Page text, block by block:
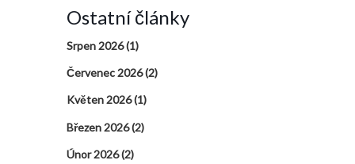
Ostatní články
Srpen 2026(1)
Červenec 2026(2)
Květen 2026(1)
Březen 2026(2)
Únor 2026(2)